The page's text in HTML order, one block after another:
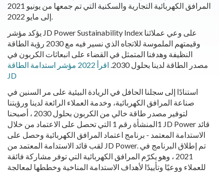
المرافق الكهربائية التجارية والسكنية التي تم جمعها من يونيو 2021
إلى مايو 2022.
يؤكد مؤشر JD Power Sustainability Index على وعي عملائنا
وقيمتهم الملموسة للاتجاه الذي نسير فيه مع 2030 رؤية الطاقة
النظيفة وهدفنا المتمثل في القضاء على انبعاثات الكربون في
مصدر الطاقة لدينا بحلول 2030.
اقرأ 2022 مؤشر استدامة الطاقة
JD
استنادًا إلى سجلنا الحافل في الريادة البيئية على مر السنين في
صناعة المرافق الكهربائية، وخدمة العملاء الرائعة لدينا ورؤيتنا
لتوفير مصدر طاقة خالي من الكربون بحلول 2030 ، أصبحنا
1المنشأة رقم 1 التي تحصل على الاعتماد من خلال JD Power قائد
الاستدامة المعتمد - برنامج اعتماد المرافق الكهربائية وحصل على
لقب قائد الاستدامة المعتمد من JD Power. تم إطلاق البرنامج في
2021 ، وهو يكرّم المرافق الكهربائية التي توفر مشاركة فائقة
للعملاء ووعيًا وتأييدًا لأهداف الاستدامة المناخية وخططها لمعالجة